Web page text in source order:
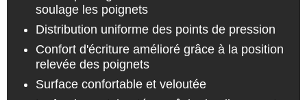
soulage les poignets
Distribution uniforme des points de pression
Confort d'écriture amélioré grâce à la position
relevée des poignets
Surface confortable et veloutée